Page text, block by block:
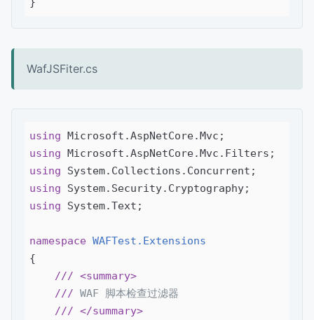
WafJSFiter.cs
using
using
using
using
using System.Text;
namespace WAFTest.Extensions
{
/// <summary>
/// WAF 脚本检查过滤器
/// </summary>